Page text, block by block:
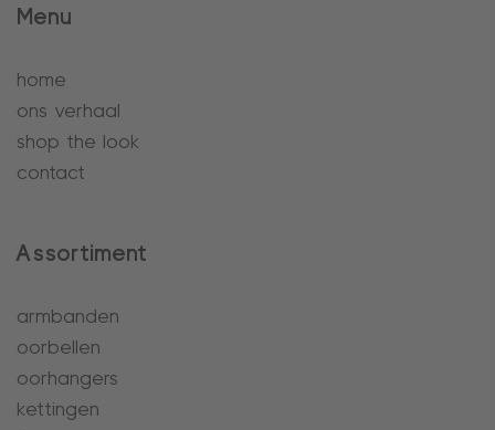
Menu
home
ons verhaal
shop the look
contact
Assortiment
armbanden
oorbellen
oorhangers
kettingen